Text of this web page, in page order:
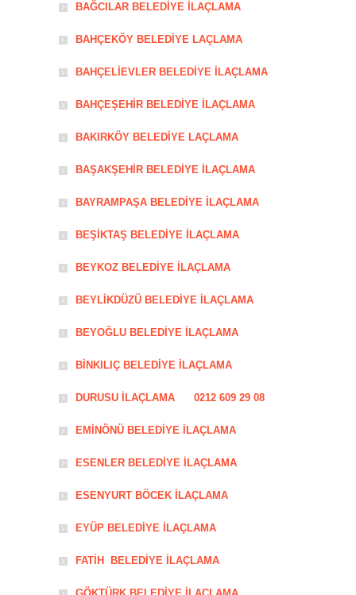
BAĞCILAR BELEDİYE İLAÇLAMA
BAHÇEKÖY BELEDİYE LAÇLAMA
BAHÇELİEVLER BELEDİYE İLAÇLAMA
BAHÇEŞEHİR BELEDİYE İLAÇLAMA
BAKIRKÖY BELEDİYE LAÇLAMA
BAŞAKŞEHİR BELEDİYE İLAÇLAMA
BAYRAMPAŞA BELEDİYE İLAÇLAMA
BEŞİKTAŞ BELEDİYE İLAÇLAMA
BEYKOZ BELEDİYE İLAÇLAMA
BEYLİKDÜZÜ BELEDİYE İLAÇLAMA
BEYOĞLU BELEDİYE İLAÇLAMA
BİNKILIÇ BELEDİYE İLAÇLAMA
DURUSU İLAÇLAMA 0212 609 29 08
EMİNÖNÜ BELEDİYE İLAÇLAMA
ESENLER BELEDİYE İLAÇLAMA
ESENYURT BÖCEK İLAÇLAMA
EYÜP BELEDİYE İLAÇLAMA
FATİH BELEDİYE İLAÇLAMA